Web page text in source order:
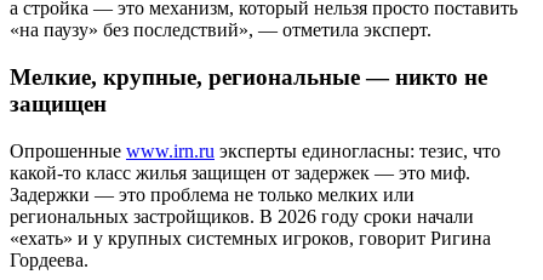
а стройка — это механизм, который нельзя просто поставить
«на паузу» без последствий», — отметила эксперт.
Мелкие, крупные, региональные — никто не
защищен
Опрошенные www.irn.ru эксперты единогласны: тезис, что
какой-то класс жилья защищен от задержек — это миф.
Задержки — это проблема не только мелких или
региональных застройщиков. В 2026 году сроки начали
«ехать» и у крупных системных игроков, говорит Ригина
Гордеева.